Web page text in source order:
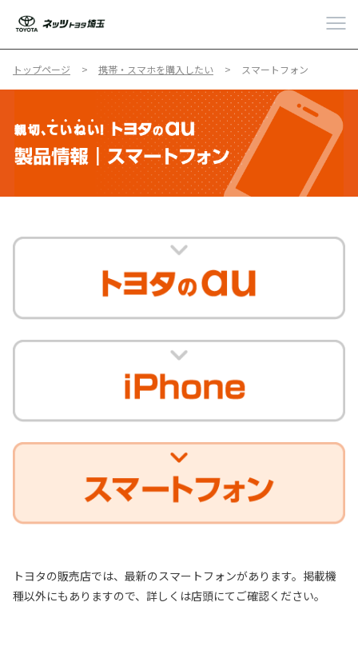
トップページ 携帯・スマホを購入したい スマートフォン
トヨタの販売店では、最新のスマートフォンがあります。掲載機
種以外にもありますので、詳しくは店頭にてご確認ください。